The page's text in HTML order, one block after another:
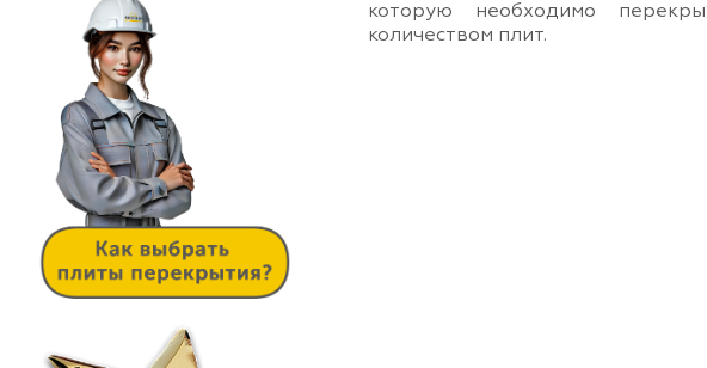
которую необходимо
количеством плит.